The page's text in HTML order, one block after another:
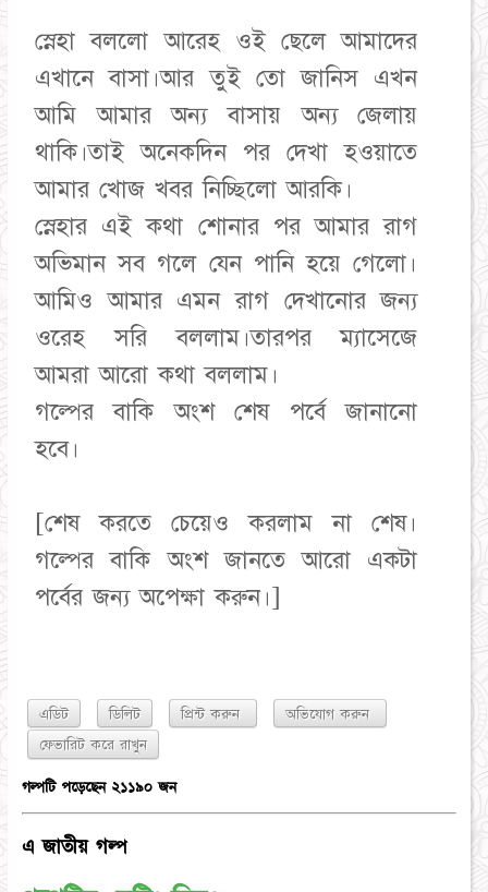
স্নেহা বললো আরেহ ওই ছেলে আমাদের
এখানে বাসা।আর তুই তো জানিস এখন
আমি আমার অন্য বাসায় অন্য জেলায়
থাকি।তাই অনেকদিন পর দেখা হওয়াতে
আমার খোজ খবর নিচ্ছিলো আরকি।
স্নেহার এই কথা শোনার পর আমার রাগ
অভিমান সব গলে যেন পানি হয়ে গেলো।
আমিও আমার এমন রাগ দেখানোর জন্য
ওরেহ সরি বললাম।তারপর ম্যাসেজে
আমরা আরো কথা বললাম।
গল্পের বাকি অংশ শেষ পর্বে জানানো
হবে।
[শেষ করতে চেয়েও করলাম না শেষ।
গল্পের বাকি অংশ জানতে আরো একটা
পর্বের জন্য অপেক্ষা করুন।]
এডিট ডিলিট প্রিন্ট করুন অভিযোগ করুন
গল্পটি পড়েছেন ২১১৯০ জন
এ জাতীয় গল্প